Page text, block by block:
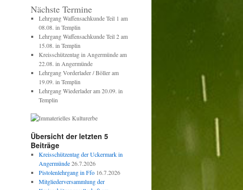
Nächste Termine
Lehrgang Waffensachkunde Teil 1 am
08.08. in Templin
Lehrgang Waffensachkunde Teil 2 am
15.08. in Templin
Kreisschützentag in Angermünde am
22.08. in Angermünde
Lehrgang Vorderlader / Böller am
19.09. in Templin
Lehrgang Wiederlader am 20.09. in
Templin
Übersicht der letzten 5
Beiträge
Kreisschützentag der Uckermark in
Angermünde 26.7.2026
Pistolenlehrgang in Ffo 16.7.2026
Mitgliederversammlung der